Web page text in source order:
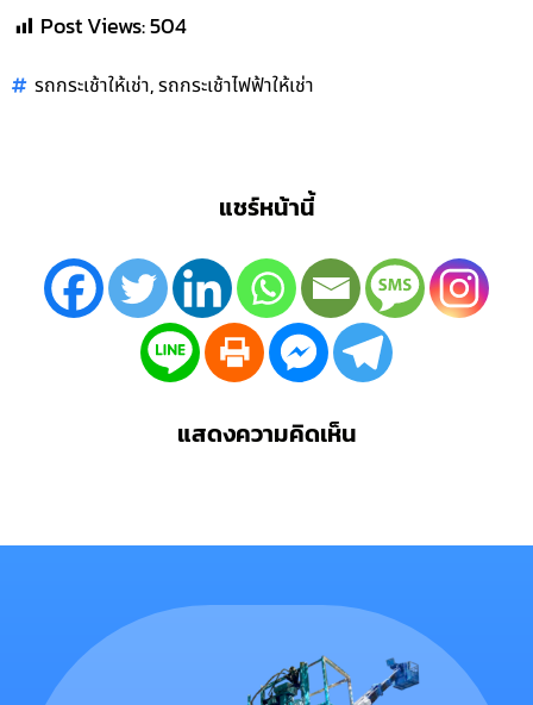
Post Views:504
รถกระเช้าให้เช่า,รถกระเช้าไฟฟ้าให้เช่า
แชร์หน้านี้
แสดงความคิดเห็น